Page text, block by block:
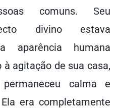
comuns. Seu
divino estava
aparência humana
agitação de sua casa,
calma e
era completamente